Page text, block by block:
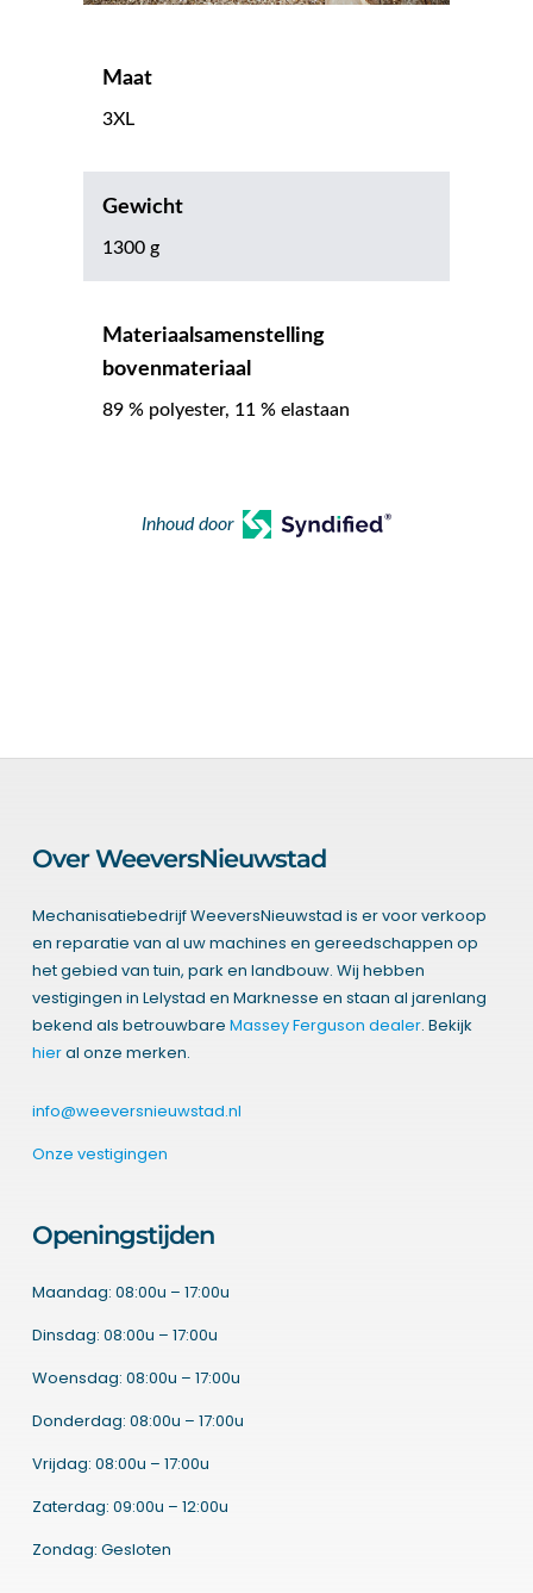
Maat
3XL
Gewicht
1300 g
Materiaalsamenstelling
bovenmateriaal
89 % polyester, 11 % elastaan
Inhoud door
Over WeeversNieuwstad
Mechanisatiebedrijf WeeversNieuwstad is er voor verkoop
en reparatie van al uw machines en gereedschappen op
het gebied van tuin, park en landbouw. Wij hebben
vestigingen in Lelystad en Marknesse en staan al jarenlang
bekend als betrouwbare Massey Ferguson dealer. Bekijk
hieral onze merken.
info@weeversnieuwstad.nl
Onze vestigingen
Openingstijden
Maandag: 08:00u – 17:00u
Dinsdag: 08:00u – 17:00u
Woensdag: 08:00u – 17:00u
Donderdag: 08:00u – 17:00u
Vrijdag: 08:00u – 17:00u
Zaterdag: 09:00u – 12:00u
Zondag: Gesloten